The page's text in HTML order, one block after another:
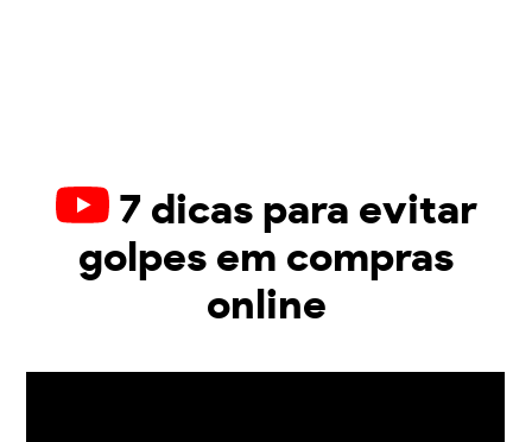
7 dicas para evitar
golpes em compras
online